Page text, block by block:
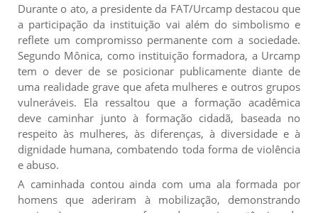
Durante o ato, a presidente da FAT/Urcamp destacou que
a participação da instituição vai além do simbolismo e
reflete um compromisso permanente com a sociedade.
Segundo Mônica, como instituição formadora, a Urcamp
tem o dever de se posicionar publicamente diante de
uma realidade grave que afeta mulheres e outros grupos
vulneráveis. Ela ressaltou que a formação acadêmica
deve caminhar junto à formação cidadã, baseada no
respeito às mulheres, às diferenças, à diversidade e à
dignidade humana, combatendo toda forma de violência
e abuso.
A caminhada contou ainda com uma ala formada por
homens que aderiram à mobilização, demonstrando